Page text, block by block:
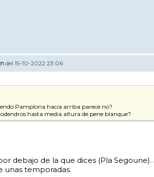
del 15-10-2022 23:06
Pamplona hacia arriba parece no?
hasta media altura de pene blanque?
debajo de la que dices (Pla
unas temporadas.